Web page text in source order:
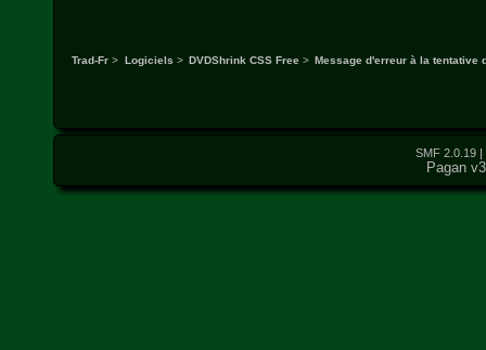
Trad-Fr > Logiciels > DVDShrink CSS Free> Message d'erreur à la tentative
SMF 2.0.19 |
Pagan